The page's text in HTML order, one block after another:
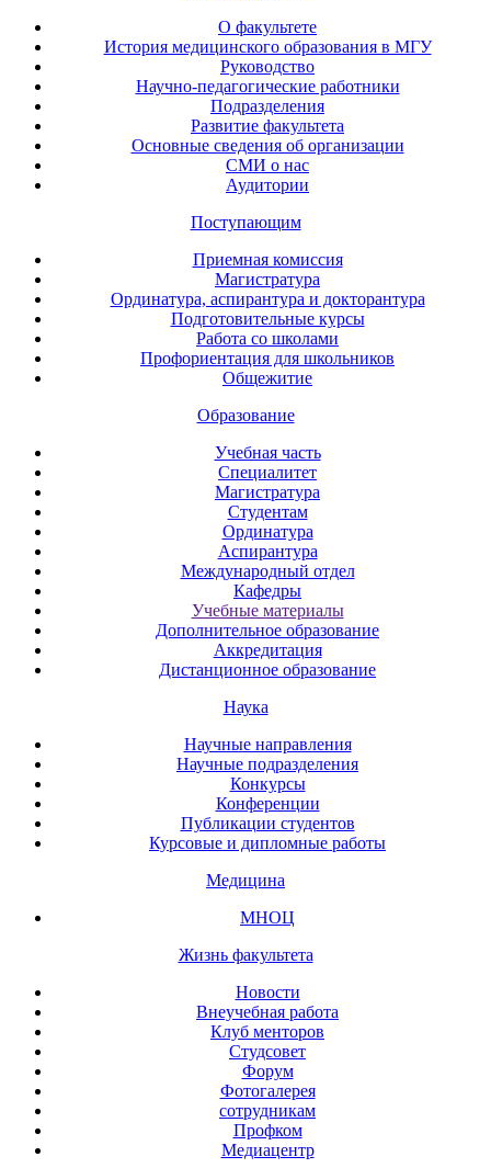
О факультете
История медицинского образования в МГУ
Руководство
Научно-педагогические работники
Подразделения
Развитие факультета
Основные сведения об организации
СМИ о нас
Аудитории
Поступающим
Приемная комиссия
Магистратура
Ординатура, аспирантура и докторантура
Подготовительные курсы
Работа со школами
Профориентация для школьников
Общежитие
Образование
Учебная часть
Специалитет
Магистратура
Студентам
Ординатура
Аспирантура
Международный отдел
Кафедры
Учебные материалы
Дополнительное образование
Аккредитация
Дистанционное образование
Наука
Научные направления
Научные подразделения
Конкурсы
Конференции
Публикации студентов
Курсовые и дипломные работы
Медицина
МНОЦ
Жизнь факультета
Новости
Внеучебная работа
Клуб менторов
Студсовет
Форум
Фотогалерея
сотрудникам
Профком
Медиацентр